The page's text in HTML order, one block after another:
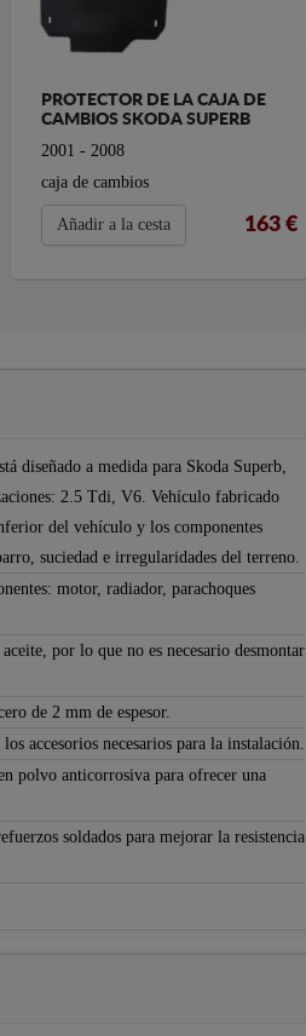
PROTECTOR DE LA CAJA DE
CAMBIOS SKODA SUPERB
2001 - 2008
caja de cambios
Añadir a la cesta 163 €
diseñado a medida para Skoda Superb,
2.5 Tdi, V6. Vehículo fabricado
del vehículo y los componentes
suciedad e irregularidades del terreno.
motor, radiador, parachoques
por lo que no es necesario desmontar
de 2 mm de espesor.
accesorios necesarios para la instalación.
polvo anticorrosiva para ofrecer una
soldados para mejorar la resistencia